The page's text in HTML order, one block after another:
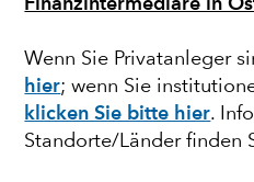
Finanzintermediäre in
Wenn Sie Privatanleger
hier; wenn Sie
klicken Sie bitte hier.
Standorte/Länder finden
WAHL
Können die